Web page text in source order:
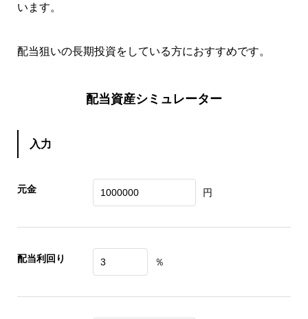
います。
配当狙いの長期投資をしている方におすすめです。
配当資産シミュレーター
入力
元金 円
配当利回り ％